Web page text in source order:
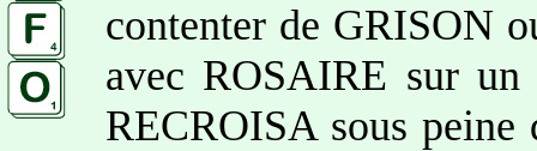
contenter de GRISON
avec ROSAIRE sur
RECROISA sous peine